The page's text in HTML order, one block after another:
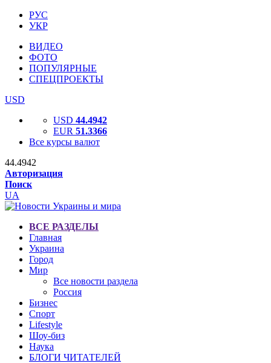
РУС
УКР
ВИДЕО
ФОТО
ПОПУЛЯРНЫЕ
СПЕЦПРОЕКТЫ
USD
USD 44.4942
EUR 51.3366
Все курсы валют
44.4942
Авторизация
Поиск
UA
ВСЕ РАЗДЕЛЫ
Главная
Украина
Город
Мир
Все новости раздела
Россия
Бизнес
Спорт
Lifestyle
Шоу-биз
Наука
БЛОГИ ЧИТАТЕЛЕЙ